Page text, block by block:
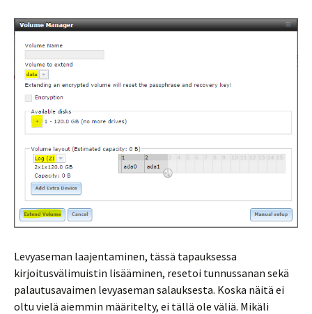
Levyaseman laajentaminen, tässä tapauksessa
kirjoitusvälimuistin lisääminen, resetoi tunnussanan sekä
palautusavaimen levyaseman salauksesta. Koska näitä ei
oltu vielä aiemmin määritelty, ei tällä ole väliä. Mikäli